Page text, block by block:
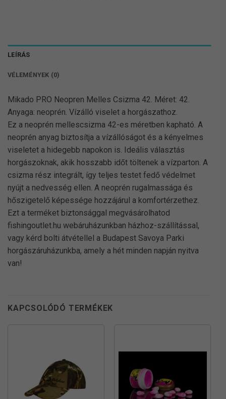
LEÍRÁS
VÉLEMÉNYEK (0)
Mikado PRO Neopren Melles Csizma 42. Méret: 42.
Anyaga: neoprén. Vízálló viselet a horgászathoz.
Ez a neoprén mellescsizma 42-es méretben kapható. A
neoprén anyag biztosítja a vízállóságot és a kényelmes
viseletet a hidegebb napokon is. Ideális választás
horgászoknak, akik hosszabb időt töltenek a vízparton. A
csizma rész integrált, így teljes testet fedő védelmet
nyújt a nedvesség ellen. A neoprén rugalmassága és
hőszigetelő képessége hozzájárul a komfortérzethez.
Ezt a terméket biztonsággal megvásárolhatod
fishingoutlet.hu webáruházunkban házhoz-szállítással,
vagy kérd bolti átvétellel a Budapest Savoya Parki
horgászáruházunkba, amely a hét minden napján nyitva
van!
KAPCSOLÓDÓ TERMÉKEK